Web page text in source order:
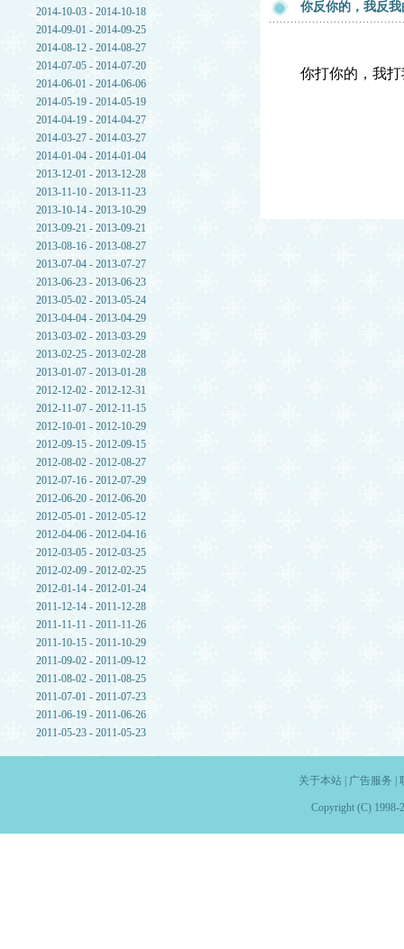
2014-10-03 - 2014-10-18
2014-09-01 - 2014-09-25
2014-08-12 - 2014-08-27
2014-07-05 - 2014-07-20
2014-06-01 - 2014-06-06
2014-05-19 - 2014-05-19
2014-04-19 - 2014-04-27
2014-03-27 - 2014-03-27
2014-01-04 - 2014-01-04
2013-12-01 - 2013-12-28
2013-11-10 - 2013-11-23
2013-10-14 - 2013-10-29
2013-09-21 - 2013-09-21
2013-08-16 - 2013-08-27
2013-07-04 - 2013-07-27
2013-06-23 - 2013-06-23
2013-05-02 - 2013-05-24
2013-04-04 - 2013-04-29
2013-03-02 - 2013-03-29
2013-02-25 - 2013-02-28
2013-01-07 - 2013-01-28
2012-12-02 - 2012-12-31
2012-11-07 - 2012-11-15
2012-10-01 - 2012-10-29
2012-09-15 - 2012-09-15
2012-08-02 - 2012-08-27
2012-07-16 - 2012-07-29
2012-06-20 - 2012-06-20
2012-05-01 - 2012-05-12
2012-04-06 - 2012-04-16
2012-03-05 - 2012-03-25
2012-02-09 - 2012-02-25
2012-01-14 - 2012-01-24
2011-12-14 - 2011-12-28
2011-11-11 - 2011-11-26
2011-10-15 - 2011-10-29
2011-09-02 - 2011-09-12
2011-08-02 - 2011-08-25
2011-07-01 - 2011-07-23
2011-06-19 - 2011-06-26
2011-05-23 - 2011-05-23
你反你的，我反我
你打你的，我
关于本站| 广告服务
Copyright (C) 1998-